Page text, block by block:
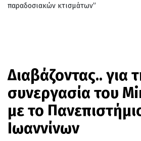
παραδοσιακών κτισμάτων”
Διαβάζοντας.. για
συνεργασία του
με το
Ιωαννίνων